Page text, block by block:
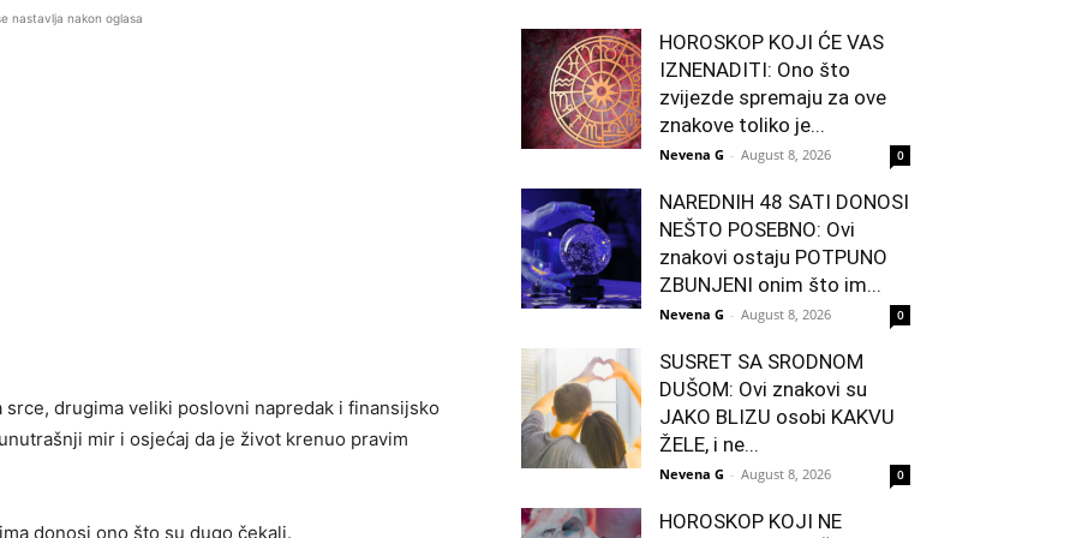
nastavlja nakon oglasa
drugima veliki poslovni napredak i finansijsko
mir i osjećaj da je život krenuo pravim
donosi ono što su dugo čekali.
HOROSKOP KOJI ĆE VAS
IZNENADITI: Ono što
zvijezde spremaju za ove
znakove toliko je...
Nevena G - August 8, 2026 0
NAREDNIH 48 SATI DONOSI
NEŠTO POSEBNO: Ovi
znakovi ostaju POTPUNO
ZBUNJENI onim što im...
Nevena G - August 8, 2026 0
SUSRET SA SRODNOM
DUŠOM: Ovi znakovi su
JAKO BLIZU osobi KAKVU
ŽELE, i ne...
Nevena G - August 8, 2026 0
HOROSKOP KOJI NE